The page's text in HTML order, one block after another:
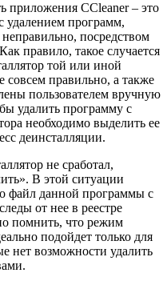
приложения CCleaner – это
удалением программ,
посредством
правило, такое случается
той или иной
совсем правильно, а также
пользователем вручную
удалить программу с
необходимо выделить ее
деинсталляции.
не сработал,
В этой ситуации
файл данной программы с
от нее в реестре
помнить, что режим
подойдет только для
нет возможности удалить